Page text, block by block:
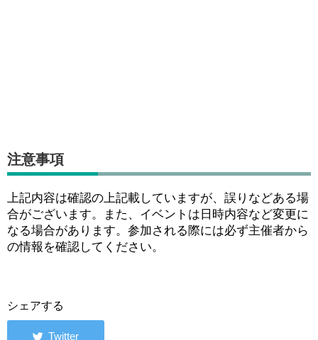
注意事項
上記内容は確認の上記載していますが、誤りなどある場
合がございます。また、イベントは日時内容など変更に
なる場合があります。参加される際には必ず主催者から
の情報を確認してください。
シェアする